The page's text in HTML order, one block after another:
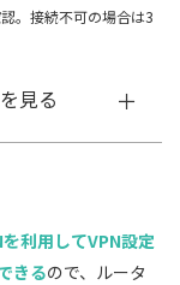
。接続不可の場合は3
見る
利用してVPN設定
きるので、ルータ